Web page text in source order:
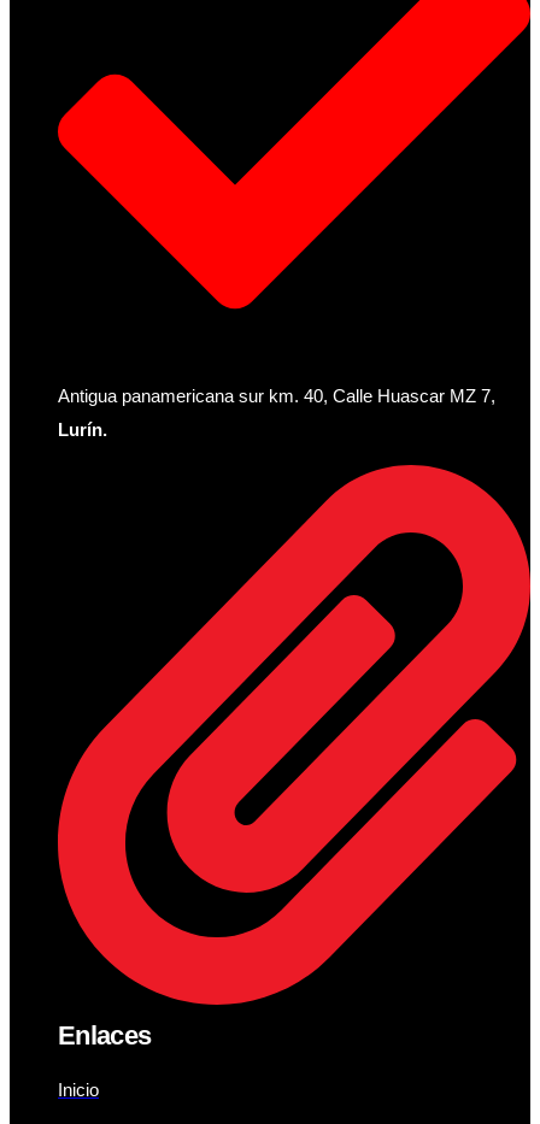
Antigua panamericana sur km. 40, Calle Huascar MZ 7,
Lurín.
Enlaces
Inicio